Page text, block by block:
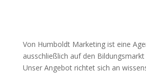
Von Humboldt Marketing ist eine
ausschließlich auf den
Unser Angebot richtet sich an